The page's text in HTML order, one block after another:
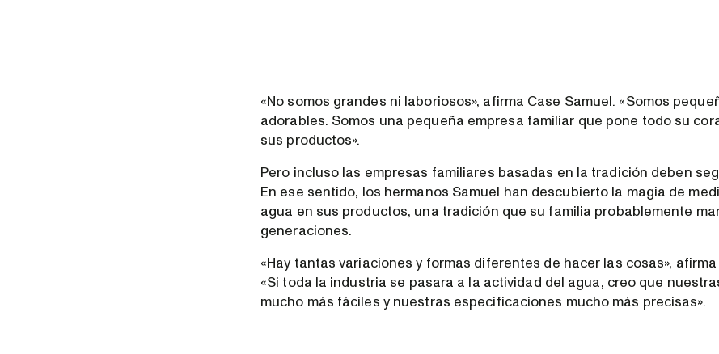
«No somos grandes ni laboriosos», afirma Case Samuel. «Somos
adorables. Somos una pequeña empresa familiar que pone todo su
sus productos».
Pero incluso las empresas familiares basadas en la tradición deben
En ese sentido, los hermanos Samuel han descubierto la magia de
agua en sus productos, una tradición que su familia probablemente
generaciones.
«Hay tantas variaciones y formas diferentes de hacer las cosas»,
«Si toda la industria se pasara a la actividad del agua, creo que
mucho más fáciles y nuestras especificaciones mucho más precisas».